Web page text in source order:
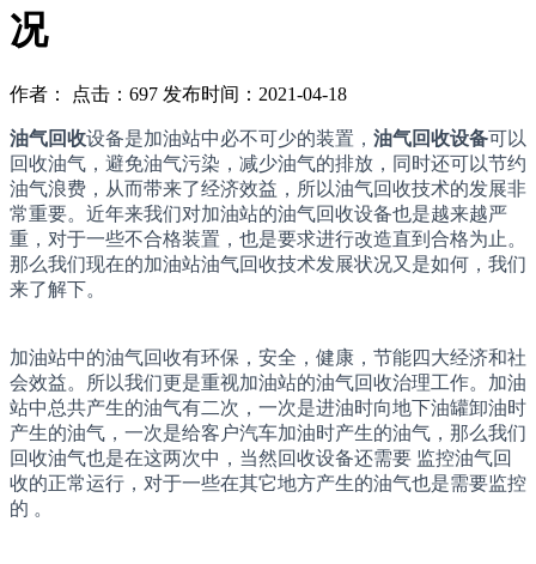
况
作者： 点击：697 发布时间：2021-04-18
油气回收设备是加油站中必不可少的装置， 油气回收设备可以
回收油气，避免油气污染，减少油气的排放，同时还可以节约
油气浪费，从而带来了经济效益，所以油气回收技术的发展非
常重要。近年来我们对加油站的油气回收设备也是越来越严
重，对于一些不合格装置，也是要求进行改造直到合格为止。
那么我们现在的加油站油气回收技术发展状况又是如何，我们
来了解下。
加油站中的油气回收有环保，安全，健康，节能四大经济和社
会效益。所以我们更是重视加油站的油气回收治理工作。加油
站中总共产生的油气有二次，一次是进油时向地下油罐卸油时
产生的油气，一次是给客户汽车加油时产生的油气，那么我们
回收油气也是在这两次中，当然回收设备还需要 监控油气回
收的正常运行，对于一些在其它地方产生的油气也是需要监控
的 。